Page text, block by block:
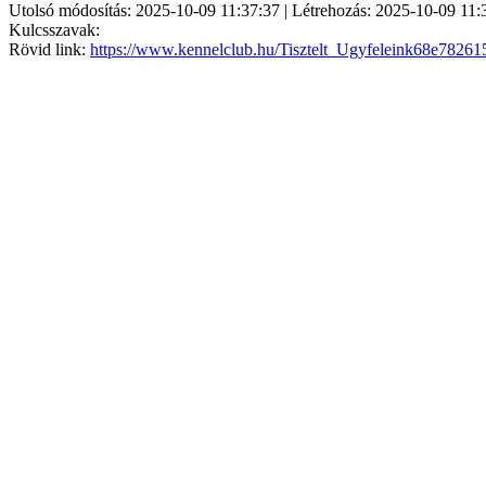
Utolsó módosítás: 2025-10-09 11:37:37 | Létrehozás: 2025-10-09
Kulcsszavak:
Rövid link: https://www.kennelclub.hu/